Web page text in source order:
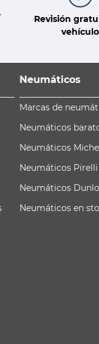
Revisión
vehículo
Neumáticos
Marcas de
Neumáticos
Neumáticos
Neumáticos Pirelli
Neumáticos
Neumáticos en